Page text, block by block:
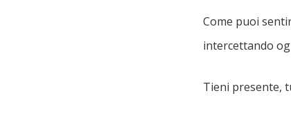
Come puoi
intercettando
Tieni presente,